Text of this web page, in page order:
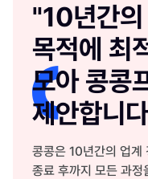
"10년간의
목적에 최
모아 콩콩
제안합니
콩콩은 10년간의 업계
종료 후까지 모든 과정